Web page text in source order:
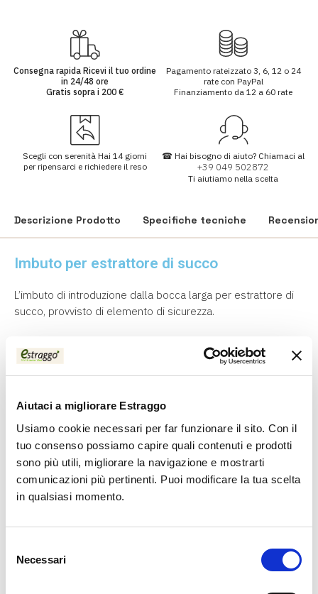
Aiutaci a migliorare Estraggo
Usiamo cookie necessari per far funzionare il sito. Con il
tuo consenso possiamo capire quali contenuti e prodotti
sono più utili, migliorare la navigazione e mostrarti
comunicazioni più pertinenti. Puoi modificare la tua scelta
in qualsiasi momento.
delNecessari
Consegna rapida Ricevi il tuo ordine
in 24/48 ore
Gratis sopra i 200 €
Pagamento rateizzato 3, 6, 12 o 24
ratecon PayPal
Finanziamento da 12 a 60 rate
Scegli con serenità Hai 14 giorni
per ripensarci e richiedere il reso
☎ Hai bisogno di aiuto? Chiamaci al
+39 049 502872
Ti aiutiamo nella scelta
Descrizione Prodotto Specifiche tecniche
Imbuto per estrattore di succo
L’imbuto di introduzione dalla bocca larga per estrattore di
succo, provvisto di elemento di sicurezza.
i modelliEstraggo LifeEnergy
, Estraggo pro, Estraggo Light,
per garantire:
Compatibilità perfetta
Materiali certificati e sicuri ( BPA free)
Montaggio semplice e veloce
Scegliere un ricambio originale significa tutelare la tua
e incompatibilità che possono compromettere le